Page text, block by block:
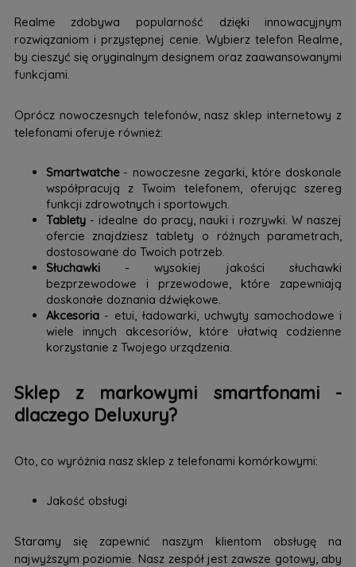
Realme zdobywa popularność dzięki innowacyjnym
rozwiązaniom i przystępnej cenie. Wybierz telefon Realme,
by cieszyć się oryginalnym designem oraz zaawansowanymi
funkcjami.
Oprócz nowoczesnych telefonów, nasz sklep internetowy z
telefonami oferuje również:
Smartwatche- nowoczesne zegarki, które doskonale
współpracują z Twoim telefonem, oferując szereg
funkcji zdrowotnych i sportowych.
Tablety- idealne do pracy, nauki i rozrywki. W naszej
ofercie znajdziesz tablety o różnych parametrach,
dostosowane do Twoich potrzeb.
Słuchawki- wysokiej jakości słuchawki
bezprzewodowe i przewodowe, które zapewniają
doskonałe doznania dźwiękowe.
Akcesoria- etui, ładowarki, uchwyty samochodowe i
wiele innych akcesoriów, które ułatwią codzienne
korzystanie z Twojego urządzenia.
Sklep z markowymi smartfonami -
dlaczego Deluxury?
Oto, co wyróżnia nasz sklep z telefonami komórkowymi:
Jakość obsługi
Staramy się zapewnić naszym klientom obsługę na
najwyższym poziomie. Nasz zespół jest zawsze gotowy, aby